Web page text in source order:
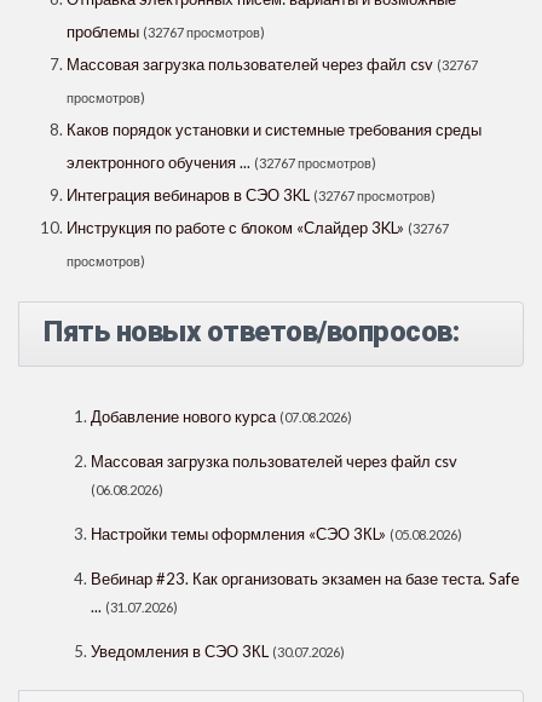
проблемы (32767 просмотров)
Массовая загрузка пользователей через файл csv (32767
просмотров)
Каков порядок установки и системные требования среды
электронного обучения ... (32767 просмотров)
Интеграция вебинаров в СЭО 3KL (32767 просмотров)
Инструкция по работе с блоком «Слайдер 3KL» (32767
просмотров)
Пять новых ответов/вопросов:
Добавление нового курса (07.08.2026)
Массовая загрузка пользователей через файл csv
(06.08.2026)
Настройки темы оформления «СЭО 3КL» (05.08.2026)
Вебинар #23. Как организовать экзамен на базе теста. Safe
... (31.07.2026)
Уведомления в СЭО 3КL (30.07.2026)